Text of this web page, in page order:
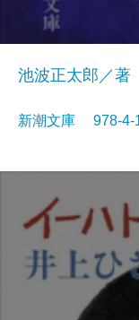
池波正太郎／著
新潮文庫 978-